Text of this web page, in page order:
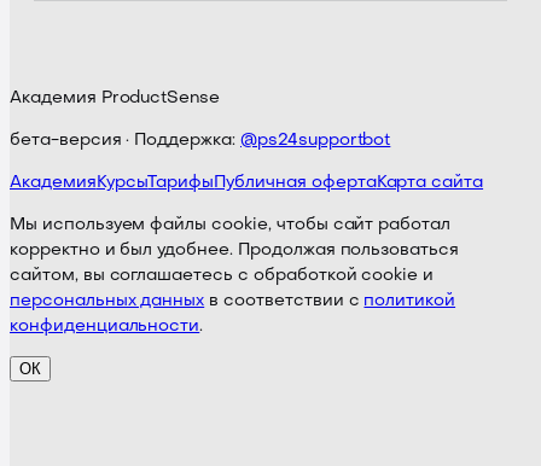
Академия ProductSense
бета-версия · Поддержка: @ps24supportbot
Академия КурсыТарифы Публичная офертаКарта сайта
Мы используем файлы cookie, чтобы сайт работал
корректно и был удобнее. Продолжая пользоваться
сайтом, вы соглашаетесь с обработкой cookie и
персональных данных в соответствии с политикой
конфиденциальности.
ОК